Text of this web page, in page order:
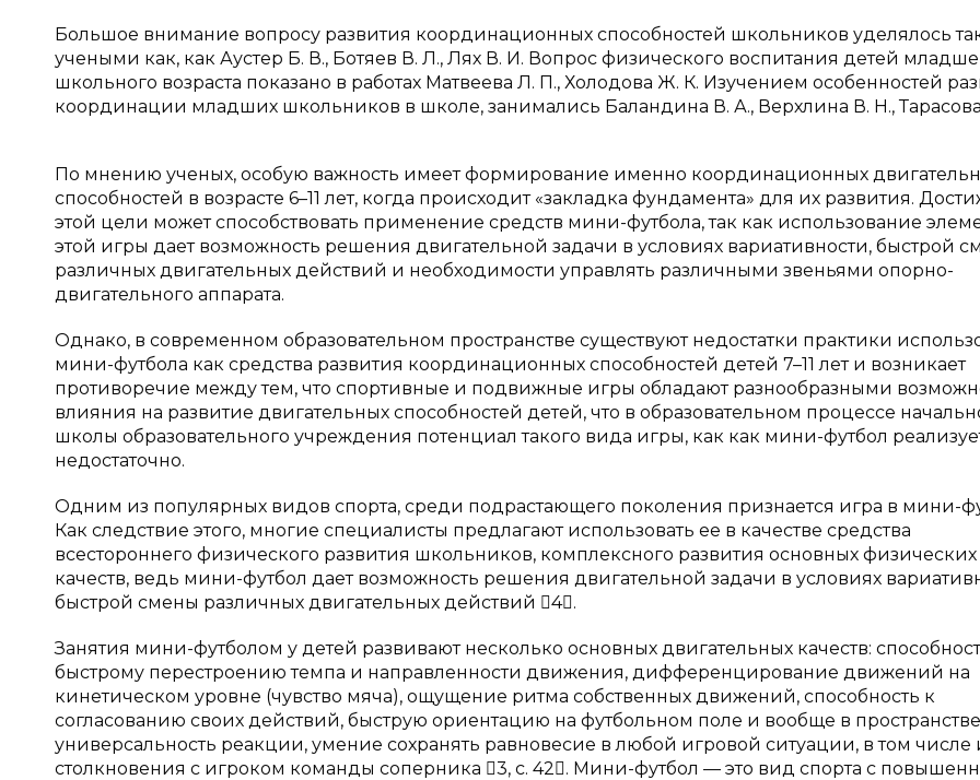
Большое внимание вопросу развития координационных способностей школьников уделялось
учеными как, как Аустер Б. В., Ботяев В. Л., Лях В. И. Вопрос физического воспитания детей
школьного возраста показано в работах Матвеева Л. П., Холодова Ж. К. Изучением особенностей
координации младших школьников в школе, занимались Баландина В. А., Верхлина В. Н.,
По мнению ученых, особую важность имеет формирование именно координационных
способностей в возрасте 6–11 лет, когда происходит «закладка фундамента» для их развития.
этой цели может способствовать применение средств мини-футбола, так как использование
этой игры дает возможность решения двигательной задачи в условиях вариативности, быстрой
различных двигательных действий и необходимости управлять различными звеньями опорно-
двигательного аппарата.
Однако, в современном образовательном пространстве существуют недостатки практики
мини-футбола как средства развития координационных способностей детей 7–11 лет и возникает
противоречие между тем, что спортивные и подвижные игры обладают разнообразными
влияния на развитие двигательных способностей детей, что в образовательном процессе
школы образовательного учреждения потенциал такого вида игры, как как мини-футбол
недостаточно.
Одним из популярных видов спорта, среди подрастающего поколения признается игра в мини-
Как следствие этого, многие специалисты предлагают использовать ее в качестве средства
всестороннего физического развития школьников, комплексного развития основных физических
качеств, ведь мини-футбол дает возможность решения двигательной задачи в условиях
быстрой смены различных двигательных действий 4.
Занятия мини-футболом у детей развивают несколько основных двигательных качеств:
быстрому перестроению темпа и направленности движения, дифференцирование движений на
кинетическом уровне (чувство мяча), ощущение ритма собственных движений, способность к
согласованию своих действий, быструю ориентацию на футбольном поле и вообще в
универсальность реакции, умение сохранять равновесие в любой игровой ситуации, в том числе
столкновения с игроком команды соперника 3, с. 42. Мини-футбол — это вид спорта с